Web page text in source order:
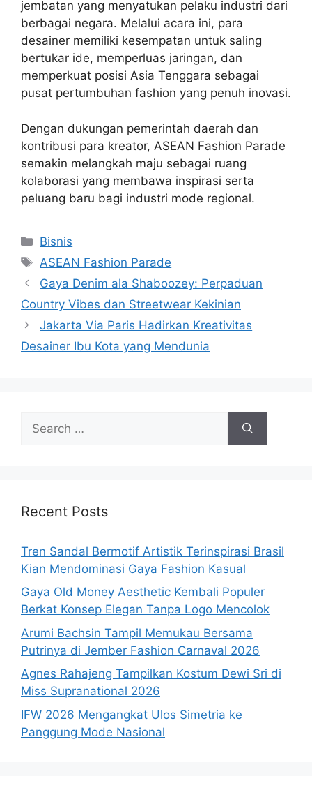
jembatan yang menyatukan pelaku industri dari
berbagai negara. Melalui acara ini, para
desainer memiliki kesempatan untuk saling
bertukar ide, memperluas jaringan, dan
memperkuat posisi Asia Tenggara sebagai
pusat pertumbuhan fashion yang penuh inovasi.
Dengan dukungan pemerintah daerah dan
kontribusi para kreator, ASEAN Fashion Parade
semakin melangkah maju sebagai ruang
kolaborasi yang membawa inspirasi serta
peluang baru bagi industri mode regional.
Categories
Bisnis
Tags
ASEAN Fashion Parade
Gaya Denim ala Shaboozey: Perpaduan
Country Vibes dan Streetwear Kekinian
Jakarta Via Paris Hadirkan Kreativitas
Desainer Ibu Kota yang Mendunia
for:
Recent Posts
Tren Sandal Bermotif Artistik Terinspirasi Brasil
Kian Mendominasi Gaya Fashion Kasual
Gaya Old Money Aesthetic Kembali Populer
Berkat Konsep Elegan Tanpa Logo Mencolok
Arumi Bachsin Tampil Memukau Bersama
Putrinya di Jember Fashion Carnaval 2026
Agnes Rahajeng Tampilkan Kostum Dewi Sri di
Miss Supranational 2026
IFW 2026 Mengangkat Ulos Simetria ke
Panggung Mode Nasional